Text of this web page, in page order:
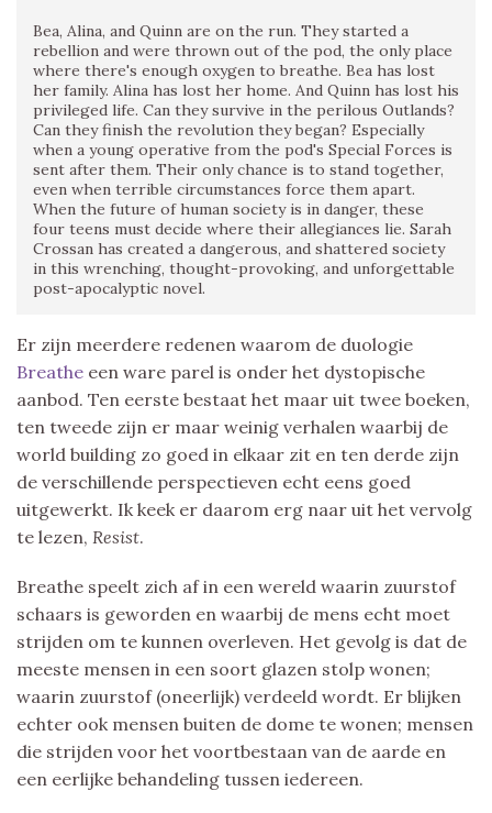
Bea, Alina, and Quinn are on the run. They started a
rebellion and were thrown out of the pod, the only place
where there's enough oxygen to breathe. Bea has lost
her family. Alina has lost her home. And Quinn has lost his
privileged life. Can they survive in the perilous Outlands?
Can they finish the revolution they began? Especially
when a young operative from the pod's Special Forces is
sent after them. Their only chance is to stand together,
even when terrible circumstances force them apart.
When the future of human society is in danger, these
four teens must decide where their allegiances lie. Sarah
Crossan has created a dangerous, and shattered society
in this wrenching, thought-provoking, and unforgettable
post-apocalyptic novel.
Er zijn meerdere redenen waarom de duologie
Breathe een ware parel is onder het dystopische
aanbod. Ten eerste bestaat het maar uit twee boeken,
ten tweede zijn er maar weinig verhalen waarbij de
world building zo goed in elkaar zit en ten derde zijn
de verschillende perspectieven echt eens goed
uitgewerkt. Ik keek er daarom erg naar uit het vervolg
te lezen, Resist.
Breathe speelt zich af in een wereld waarin zuurstof
schaars is geworden en waarbij de mens echt moet
strijden om te kunnen overleven. Het gevolg is dat de
meeste mensen in een soort glazen stolp wonen;
waarin zuurstof (oneerlijk) verdeeld wordt. Er blijken
echter ook mensen buiten de dome te wonen; mensen
die strijden voor het voortbestaan van de aarde en
een eerlijke behandeling tussen iedereen.